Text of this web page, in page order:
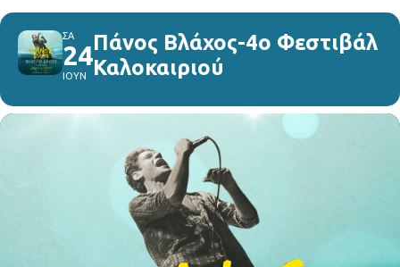
ΣΑ
24
ΙΟΥΝ
Πάνος Βλάχος-4ο Φεστιβάλ
Καλοκαιριού